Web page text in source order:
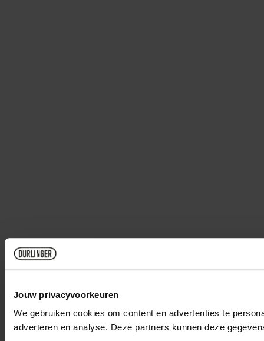
Jouw privacyvoorkeuren
We gebruiken cookies om content en advertenties te
adverteren en analyse. Deze partners kunnen deze